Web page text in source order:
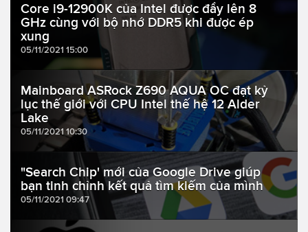
Core i9-12900K của Intel được đẩy lên 8
GHz cùng với bộ nhớ DDR5 khi được ép
xung
05/11/2021 15:00
Mainboard ASRock Z690 AQUA OC đạt kỷ
lục thế giới với CPU Intel thế hệ 12 Alder
Lake
05/11/2021 10:30
"Search Chip' mới của Google Drive giúp
bạn tinh chỉnh kết quả tìm kiếm của mình
05/11/2021 09:47